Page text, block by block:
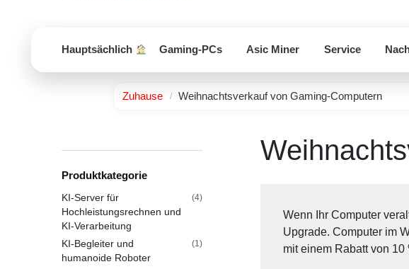
Hauptsächlich Gaming-PCs Asic Miner Service
Zuhause / Weihnachtsverkauf von Gaming-Computern
Wenn Ihr Computer
Upgrade. Computer im
mit einem Rabatt von 10
Produktkategorie
KI-Server für
Hochleistungsrechnen und
KI-Verarbeitung
(4)
KI-Begleiter und
humanoide Roboter
(1)